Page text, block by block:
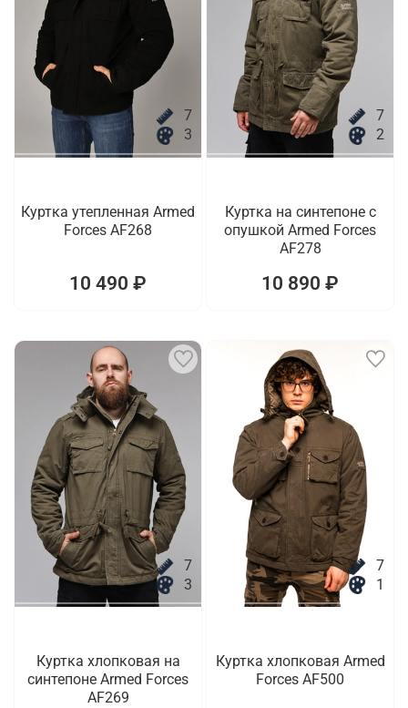
7
3
Куртка утепленная Armed
Forces AF268
10 490 ₽
7
2
Куртка на синтепоне с
опушкой Armed Forces
AF278
10 890 ₽
7
3
Куртка хлопковая на
синтепоне Armed Forces
AF269
7
1
Куртка хлопковая Armed
Forces AF500